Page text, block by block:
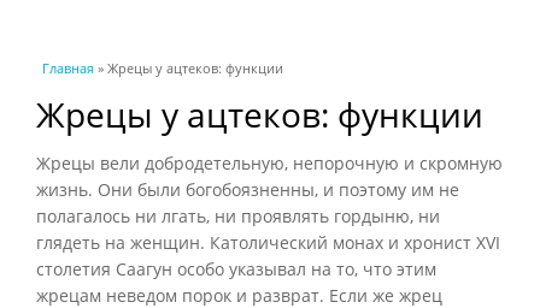
Вы здесь
Главная » Жрецы у ацтеков: функции
Жрецы у ацтеков: функции
Жрецы вели добродетельную, непорочную и скромную
жизнь. Они были богобоязненны, и поэтому им не
полагалось ни лгать, ни проявлять гордыню, ни
глядеть на женщин. Католический монах и хронист XVI
столетия Саагун особо указывал на то, что этим
жрецам неведом порок и разврат. Если же жрец